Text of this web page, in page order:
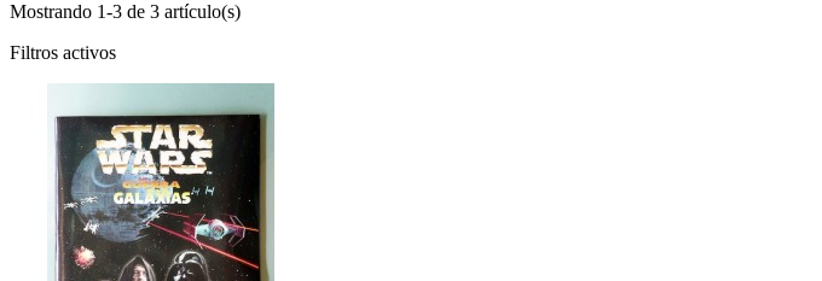
Mostrando 1-3 de 3 artículo(s)
Filtros activos